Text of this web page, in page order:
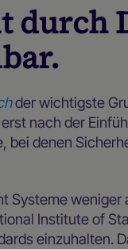
durch
der wichtigste
nach der
bei denen
Systeme
Institute of
einzuhalten.